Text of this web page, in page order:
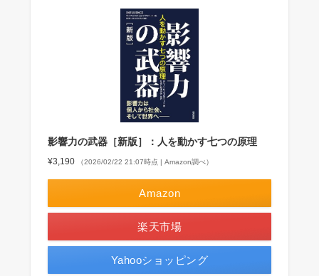
影響力の武器［新版］：人を動かす七つの原理
¥3,190 （2026/02/22 21:07時点 | Amazon調べ）
Amazon
楽天市場
Yahooショッピング